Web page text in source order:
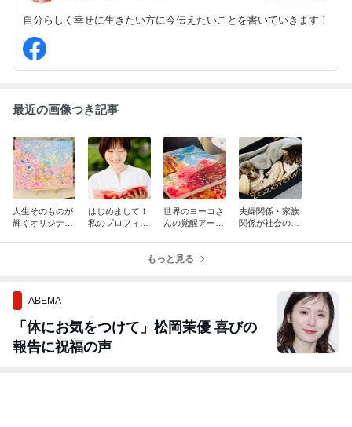
自分らしく幸せに生きたい方に今伝えたいことを書いていきます！
最近の画像つき記事
人生そのものが
輝くオリジナル
はじめまして！
私のプロフィー
世界のヨーコさ
んの覚醒アート
夫婦関係・家族
関係が社会の縮
もっと見る
ABEMA
「体にお気をつけて」松岡茉優 喜びの
報告に祝福の声